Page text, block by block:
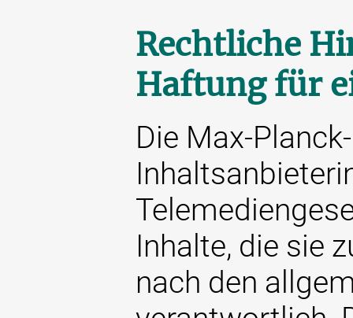
Rechtliche
Haftung für
Die Max-
Inhalte, die sie
nach den